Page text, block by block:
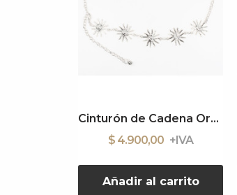
Cinturón de Cadena Organic Sun
$ 4.900,00
Añadir al carrito